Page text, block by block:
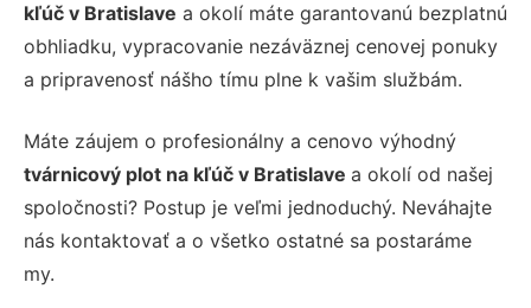
kľúč v Bratislave a okolí máte garantovanú bezplatnú
obhliadku, vypracovanie nezáväznej cenovej ponuky
a pripravenosť nášho tímu plne k vašim službám.
Máte záujem o profesionálny a cenovo výhodný
tvárnicový plot na kľúč v Bratislave a okolí od našej
spoločnosti? Postup je veľmi jednoduchý. Neváhajte
nás kontaktovať a o všetko ostatné sa postaráme
my.